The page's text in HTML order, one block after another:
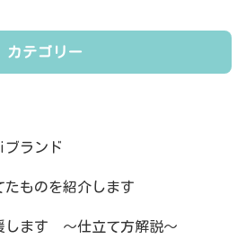
カテゴリー
ランド
ものを紹介します
します ～仕立て方解説～